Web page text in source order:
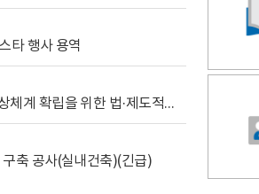
타 행사 용역
[위탁연구] 학습데이터 거래 시장의 보상체계 확립을 위한 법·제도적 검토 방안 연구
축 공사(실내건축)(긴급)